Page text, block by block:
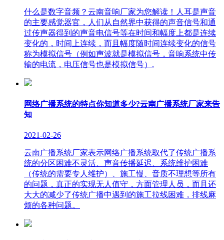
什么是数字音频？云南音响厂家为您解读！人耳是声音
的主要感觉器官，人们从自然界中获得的声音信号和通
过传声器得到的声音电信号等在时间和幅度上都是连续
变化的，时间上连续，而且幅度随时间连续变化的信号
称为模拟信号（例如声波就是模拟信号，音响系统中传
输的电流，电压信号也是模拟信号）.
网络广播系统的特点你知道多少?云南广播系统厂家来告
知
2021-02-26
云南广播系统厂家表示网络广播系统取代了传统广播系
统的分区困难不灵活、声音传播延迟、系统维护困难
（传统的需要专人维护）、施工慢、音质不理想等所有
的问题，真正的实现无人值守，方面管理人员，而且还
大大的减少了传统广播中遇到的施工拉线困难，排线麻
烦的各种问题。